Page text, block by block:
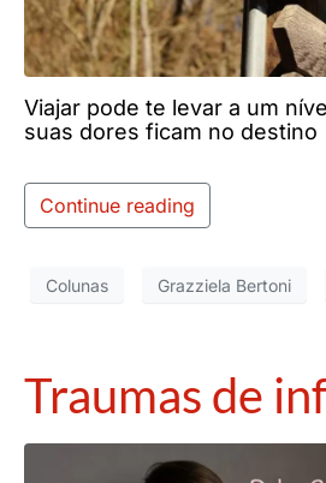
Viajar pode te levar a um
suas dores ficam no destino
Continue reading
Colunas Grazziela Bertoni
Traumas de